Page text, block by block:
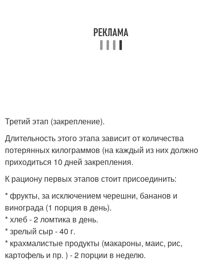
Третий этап (закрепление).
Длительность этого этапа зависит от количества
потерянных килограммов (на каждый из них должно
приходиться 10 дней закрепления.
К рациону первых этапов стоит присоединить:
* фрукты, за исключением черешни, бананов и
винограда (1 порция в день).
* хлеб - 2 ломтика в день.
* зрелый сыр - 40 г.
* крахмалистые продукты (макароны, маис, рис,
картофель и пр. ) - 2 порции в неделю.